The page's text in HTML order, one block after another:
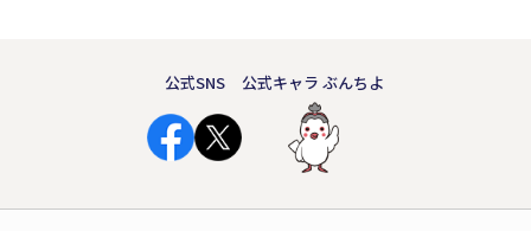
公式SNS 公式キャラ ぶんちよ